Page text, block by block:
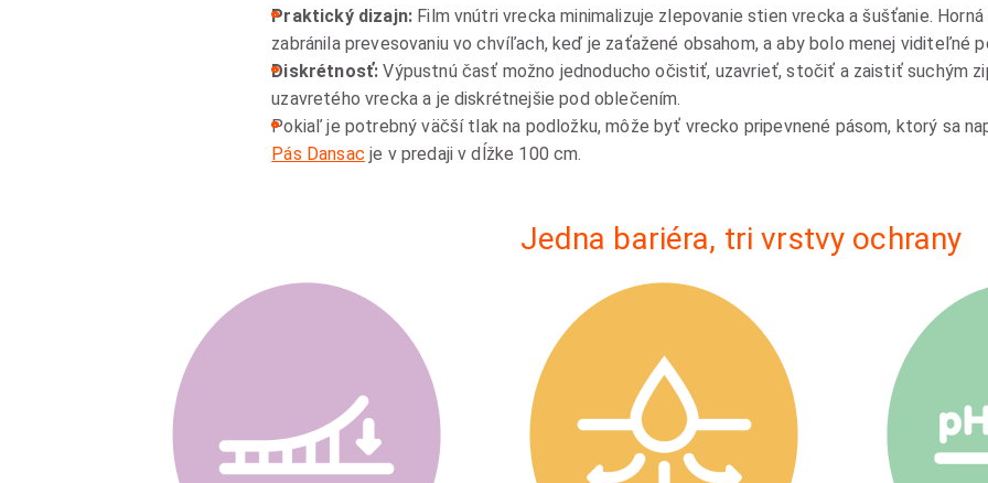
Praktický dizajn: Film vnútri vrecka minimalizuje zlepovanie stien vrecka a šušťanie.
zabránila prevesovaniu vo chvíľach, keď je zaťažené obsahom, a aby bolo menej viditeľné
Diskrétnosť:Výpustnú časť možno jednoducho očistiť, uzavrieť, stočiť a zaistiť suchým
uzavretého vrecka a je diskrétnejšie pod oblečením.
Pokiaľ je potrebný väčší tlak na podložku, môže byť vrecko pripevnené pásom, ktorý sa
Pás Dansac je v predaji v dĺžke 100 cm.
Jedna bariéra, tri vrstvy ochrany